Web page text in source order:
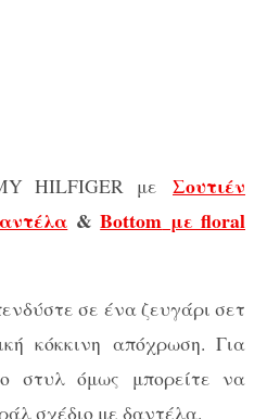
HILFIGER με
Σουτιέν
&Bottom με floral
σε ένα ζευγάρι σετ
κόκκινη απόχρωση. Για
στυλ όμως μπορείτε να
σχέδιο με δαντέλα.